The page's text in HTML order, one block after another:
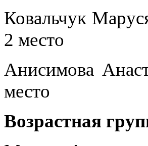
Ковальчук
2 место
Анисимова
место
Возрастная